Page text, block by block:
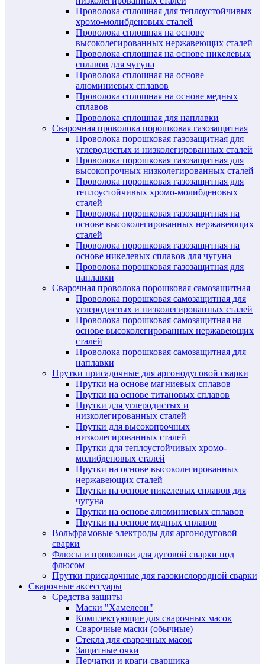
Проволока сплошная для теплоустойчивых
хромо-молибденовых сталей
Проволока сплошная на основе
высоколегированных нержавеющих сталей
Проволока сплошная на основе никелевых
сплавов для чугуна
Проволока сплошная на основе
алюминиевых сплавов
Проволока сплошная на основе медных
сплавов
Проволока сплошная для наплавки
Сварочная проволока порошковая газозащитная
Проволока порошковая газозащитная для
углеродистых и низколегированных сталей
Проволока порошковая газозащитная для
высокопрочных низколегированных сталей
Проволока порошковая газозащитная для
теплоустойчивых хромо-молибденовых
сталей
Проволока порошковая газозащитная на
основе высоколегированных нержавеющих
сталей
Проволока порошковая газозащитная на
основе никелевых сплавов для чугуна
Проволока порошковая газозащитная для
наплавки
Сварочная проволока порошковая самозащитная
Проволока порошковая самозащитная для
углеродистых и низколегированных сталей
Проволока порошковая самозащитная на
основе высоколегированных нержавеющих
сталей
Проволока порошковая самозащитная для
наплавки
Прутки присадочные для аргонодуговой сварки
Прутки на основе магниевых сплавов
Прутки на основе титановых сплавов
Прутки для углеродистых и
низколегированных сталей
Прутки для высокопрочных
низколегированных сталей
Прутки для теплоустойчивых хромо-
молибденовых сталей
Прутки на основе высоколегированных
нержавеющих сталей
Прутки на основе никелевых сплавов для
чугуна
Прутки на основе алюминиевых сплавов
Прутки на основе медных сплавов
Вольфрамовые электроды для аргонодуговой
сварки
Флюсы и проволоки для дуговой сварки под
флюсом
Прутки присадочные для газокислородной сварки
Сварочные аксессуары
Средства защиты
Маски "Хамелеон"
Комплектующие для сварочных масок
Сварочные маски (обычные)
Стекла для сварочных масок
Защитные очки
Перчатки и краги сварщика